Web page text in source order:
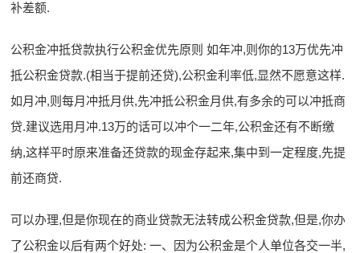
补差额.
公积金冲抵贷款执行公积金优先原则 如年冲,则你的13万优先冲
抵公积金贷款.(相当于提前还贷),公积金利率低,显然不愿意这样.
如月冲,则每月冲抵月供,先冲抵公积金月供,有多余的可以冲抵商
贷.建议选用月冲.13万的话可以冲个一二年,公积金还有不断缴
纳,这样平时原来准备还贷款的现金存起来,集中到一定程度,先提
前还商贷.
可以办理,但是你现在的商业贷款无法转成公积金贷款,但是,你办
了公积金以后有两个好处: 一、因为公积金是个人单位各交一半,